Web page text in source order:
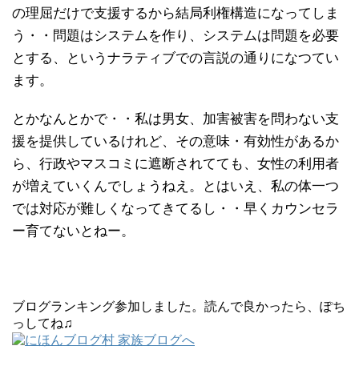
の理屈だけで支援するから結局利権構造になってしま
う・・問題はシステムを作り、システムは問題を必要
とする、というナラティブでの言説の通りになつてい
ます。
とかなんとかで・・私は男女、加害被害を問わない支
援を提供しているけれど、その意味・有効性があるか
ら、行政やマスコミに遮断されてても、女性の利用者
が増えていくんでしょうねえ。とはいえ、私の体一つ
では対応が難しくなってきてるし・・早くカウンセラ
ー育てないとねー。
ブログランキング参加しました。読んで良かったら、ぽち
っしてね♫